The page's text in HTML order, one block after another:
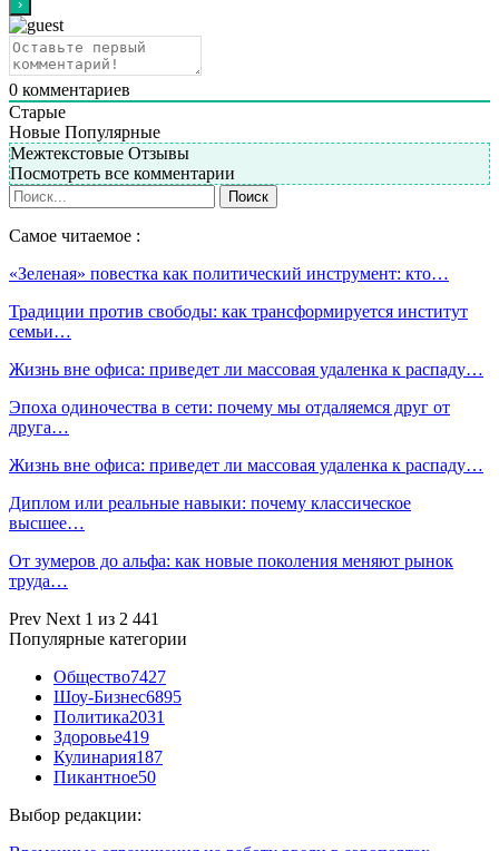
0 комментариев
Старые
Новые Популярные
Межтекстовые Отзывы
Посмотреть все комментарии
Самое читаемое :
«Зеленая» повестка как политический инструмент: кто…
Традиции против свободы: как трансформируется институт
семьи…
Жизнь вне офиса: приведет ли массовая удаленка к распаду…
Эпоха одиночества в сети: почему мы отдаляемся друг от
друга…
Жизнь вне офиса: приведет ли массовая удаленка к распаду…
Диплом или реальные навыки: почему классическое
высшее…
От зумеров до альфа: как новые поколения меняют рынок
труда…
Prev Next 1 из 2 441
Популярные категории
Общество7427
Шоу-Бизнес6895
Политика2031
Здоровье419
Кулинария187
Пикантное50
Выбор редакции: